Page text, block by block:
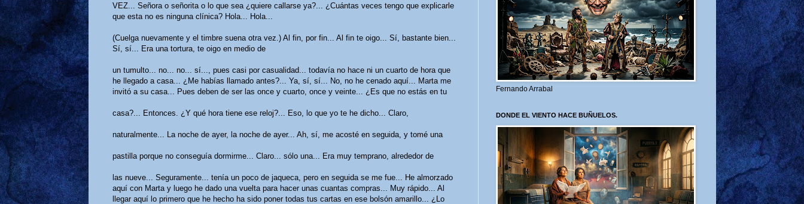
VEZ... Señora o señorita o lo que sea ¿quiere callarse ya?... ¿Cuántas veces tengo que explicarle
que esta no es ninguna clínica? Hola... Hola...
(Cuelga nuevamente y el timbre suena otra vez.) Al fin, por fin... Al fin te oigo... Sí, bastante bien...
Sí, sí... Era una tortura, te oigo en medio de
un tumulto... no... no... sí..., pues casi por casualidad... todavía no hace ni un cuarto de hora que
he llegado a casa... ¿Me habías llamado antes?... Ya, sí, sí... No, no he cenado aquí... Marta me
invitó a su casa... Pues deben de ser las once y cuarto, once y veinte... ¿Es que no estás en tu
casa?... Entonces. ¿Y qué hora tiene ese reloj?... Eso, lo que yo te he dicho... Claro,
naturalmente... La noche de ayer, la noche de ayer... Ah, sí, me acosté en seguida, y tomé una
pastilla porque no conseguía dormirme... Claro... sólo una... Era muy temprano, alrededor de
las nueve... Seguramente... tenía un poco de jaqueca, pero en seguida se me fue... He almorzado
aquí con Marta y luego he dado una vuelta para hacer unas cuantas compras... Muy rápido... Al
llegar aquí lo primero que he hecho ha sido poner todas tus cartas en ese bolsón amarillo... ¿Lo
Fernando Arrabal
DONDE EL VIENTO HACE BUÑUELOS.